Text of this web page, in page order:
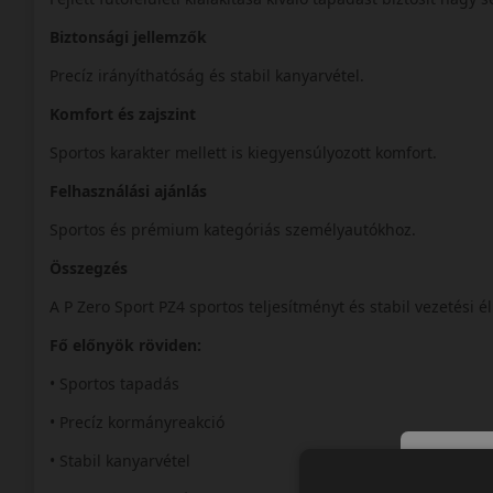
Biztonsági jellemzők
Precíz irányíthatóság és stabil kanyarvétel.
Komfort és zajszint
Sportos karakter mellett is kiegyensúlyozott komfort.
Felhasználási ajánlás
Sportos és prémium kategóriás személyautókhoz.
Összegzés
A P Zero Sport PZ4 sportos teljesítményt és stabil vezetési
Fő előnyök röviden:
• Sportos tapadás
• Precíz kormányreakció
• Stabil kanyarvétel